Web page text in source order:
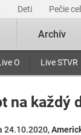
Deti Pečie
O Live STVR
Archív
na každý
24.10.2020,